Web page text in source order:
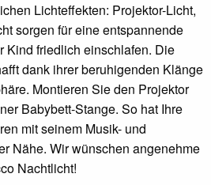
Lichteffekten: Projektor-Licht,
sorgen für eine entspannende
Kind friedlich einschlafen. Die
dank ihrer beruhigenden Klänge
Montieren Sie den Projektor
Babybett-Stange. So hat Ihre
mit seinem Musik- und
Nähe. Wir wünschen angenehme
Nachtlicht!